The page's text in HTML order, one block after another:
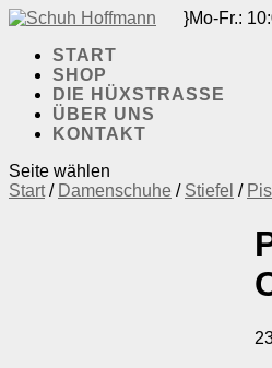
Mo-Fr.:
START
SHOP
DIE HÜXSTRASSE
ÜBER UNS
KONTAKT
Seite wählen
Start/ Damenschuhe / Stiefel /